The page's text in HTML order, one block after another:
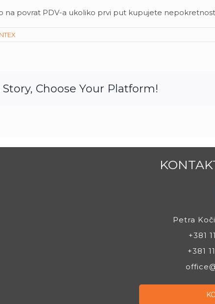
na povrat PDV-a ukoliko prvi put kupujete
Choose Your Platform!
Petra
+381
+381